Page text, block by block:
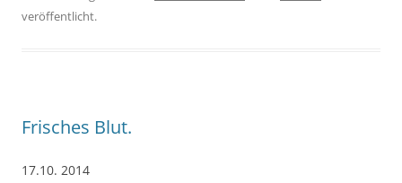
veröffentlicht.
Frisches Blut.
17.10. 2014